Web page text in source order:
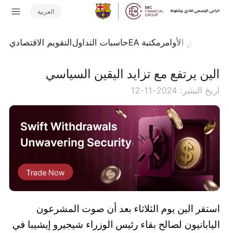
العربية
تدفق الأوامر مكتبة EA حاسبات التداولالتقويم الاقتصادي
الين يرتفع مع تزايد اليقين السياسي
اريخ النشر: 2024-11-12
استقر الين يوم الثلاثاء بعد أن صوت المشرعون
اليابانيون لصالح بقاء رئيس الوزراء شيجيرو إيشيبا في